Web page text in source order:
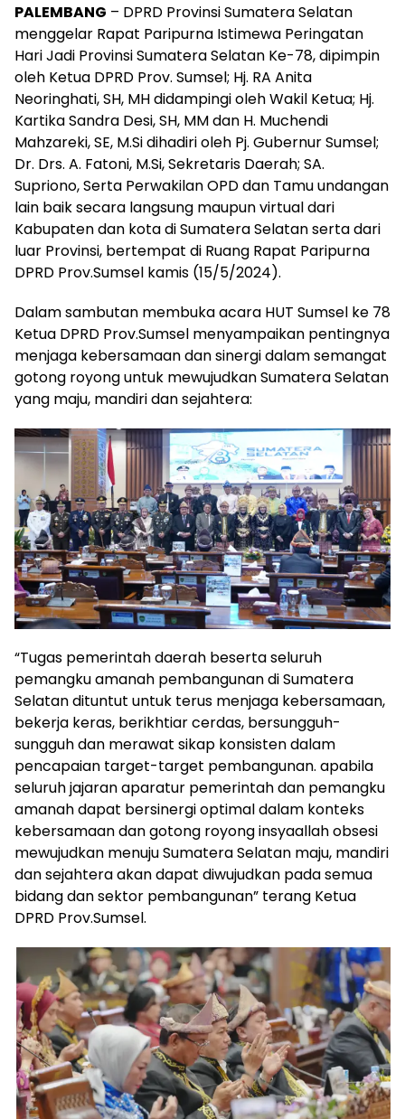
PALEMBANG – DPRD Provinsi Sumatera Selatan
menggelar Rapat Paripurna Istimewa Peringatan
Hari Jadi Provinsi Sumatera Selatan Ke-78, dipimpin
oleh Ketua DPRD Prov. Sumsel; Hj. RA Anita
Neoringhati, SH, MH didampingi oleh Wakil Ketua; Hj.
Kartika Sandra Desi, SH, MM dan H. Muchendi
Mahzareki, SE, M.Si dihadiri oleh Pj. Gubernur Sumsel;
Dr. Drs. A. Fatoni, M.Si, Sekretaris Daerah; SA.
Supriono, Serta Perwakilan OPD dan Tamu undangan
lain baik secara langsung maupun virtual dari
Kabupaten dan kota di Sumatera Selatan serta dari
luar Provinsi, bertempat di Ruang Rapat Paripurna
DPRD Prov.Sumsel kamis (15/5/2024).
Dalam sambutan membuka acara HUT Sumsel ke 78
Ketua DPRD Prov.Sumsel menyampaikan pentingnya
menjaga kebersamaan dan sinergi dalam semangat
gotong royong untuk mewujudkan Sumatera Selatan
yang maju, mandiri dan sejahtera:
“Tugas pemerintah daerah beserta seluruh
pemangku amanah pembangunan di Sumatera
Selatan dituntut untuk terus menjaga kebersamaan,
bekerja keras, berikhtiar cerdas, bersungguh-
sungguh dan merawat sikap konsisten dalam
pencapaian target-target pembangunan. apabila
seluruh jajaran aparatur pemerintah dan pemangku
amanah dapat bersinergi optimal dalam konteks
kebersamaan dan gotong royong insyaallah obsesi
mewujudkan menuju Sumatera Selatan maju, mandiri
dan sejahtera akan dapat diwujudkan pada semua
bidang dan sektor pembangunan” terang Ketua
DPRD Prov.Sumsel.